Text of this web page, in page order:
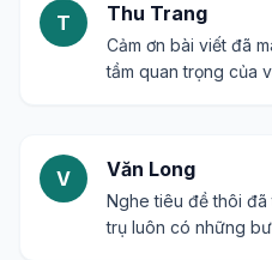
T Thu Trang
Cảm ơn bài viết đã
tầm quan trọng của
V Văn Long
Nghe tiêu đề thôi
trụ luôn có những